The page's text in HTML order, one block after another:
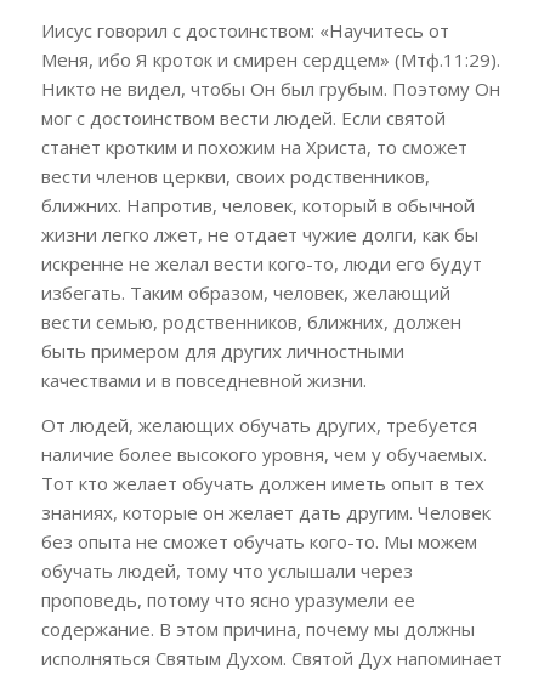
Иисус говорил с достоинством: «Научитесь от
Меня, ибо Я кроток и смирен сердцем» (Мтф.11:29).
Никто не видел, чтобы Он был грубым. Поэтому Он
мог с достоинством вести людей. Если святой
станет кротким и похожим на Христа, то сможет
вести членов церкви, своих родственников,
ближних. Напротив, человек, который в обычной
жизни легко лжет, не отдает чужие долги, как бы
искренне не желал вести кого-то, люди его будут
избегать. Таким образом, человек, желающий
вести семью, родственников, ближних, должен
быть примером для других личностными
качествами и в повседневной жизни.
От людей, желающих обучать других, требуется
наличие более высокого уровня, чем у обучаемых.
Тот кто желает обучать должен иметь опыт в тех
знаниях, которые он желает дать другим. Человек
без опыта не сможет обучать кого-то. Мы можем
обучать людей, тому что услышали через
проповедь, потому что ясно уразумели ее
содержание. В этом причина, почему мы должны
исполняться Святым Духом. Святой Дух напоминает